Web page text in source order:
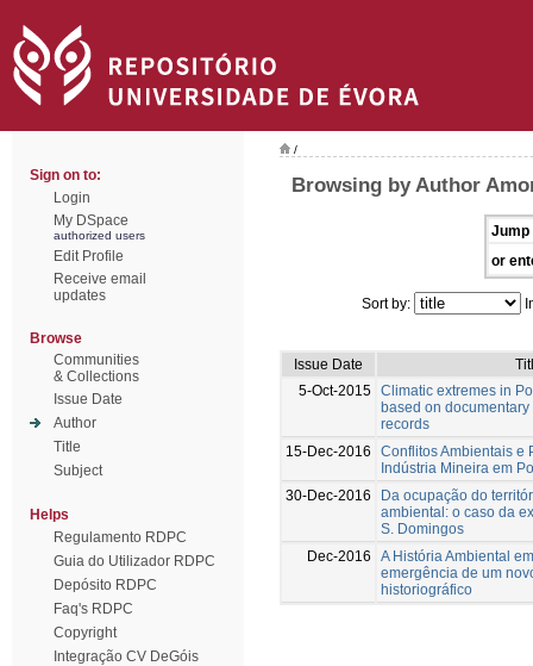
Sign on to:
Login
My DSpace
authorized users
Edit Profile
Receive email
updates
Browse
Communities
& Collections
Issue Date
Author
Title
Subject
Helps
Regulamento RDPC
Guia do Utilizador RDPC
Depósito RDPC
Faq's RDPC
Copyright
Integração CV DeGóis
/
Browsing by Author
Jump
or
Sort by:
Issue Date
5-Oct-2015 Climatic extremes in
based on
records
15-Dec-2016
Conflitos Ambientais e
Indústria Mineira em
30-Dec-2016
Da ocupação do
ambiental: o caso da
S. Domingos
Dec-2016
A História Ambiental
emergência de um
historiográfico